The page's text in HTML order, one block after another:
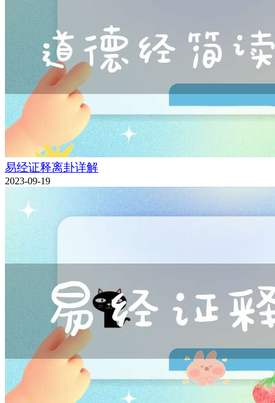
易经证释离卦详解
2023-09-19